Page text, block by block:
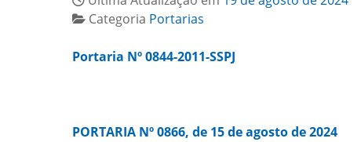
Categoria Portarias
Portaria Nº 0844-2011-SSPJ
PORTARIA Nº 0866, de 15 de agosto de 2024